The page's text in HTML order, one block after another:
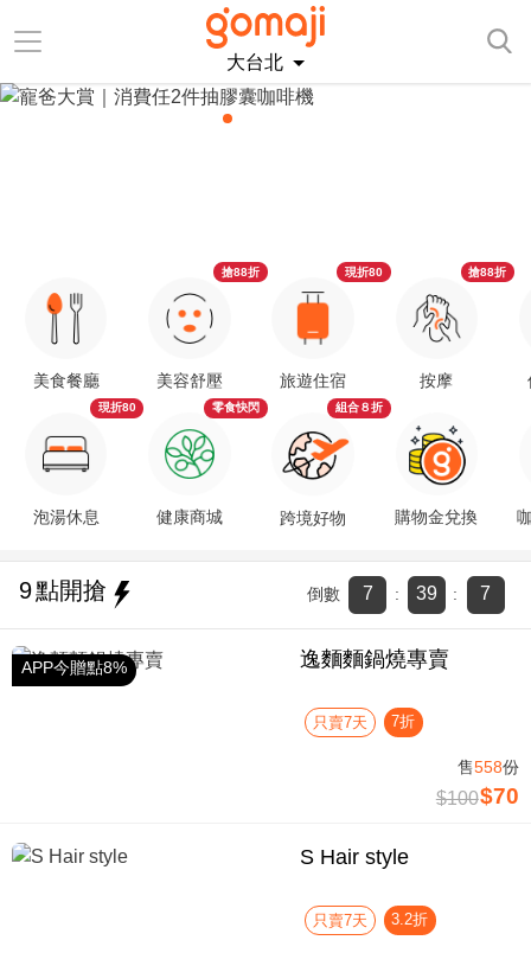
大台北
美食餐廳
泡湯休息
現折80
美容舒壓
搶88折
健康商城
零食快閃
旅遊住宿
現折80
跨境好物
組合８折
按摩
搶88折
購物金兌換
9點開搶 倒數 7 : 39 : 7
APP今贈點8% 逸麵麵鍋燒專賣
只賣7天 7折
售558份
$100$70
S Hair style
只賣7天 3.2折